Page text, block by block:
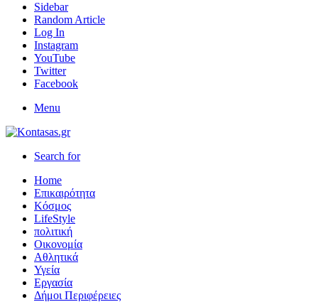
Sidebar
Random Article
Log In
Instagram
YouTube
Twitter
Facebook
Menu
Search for
Home
Επικαιρότητα
Κόσμος
LifeStyle
πολιτική
Οικονομία
Αθλητικά
Υγεία
Εργασία
Δήμοι Περιφέρειες